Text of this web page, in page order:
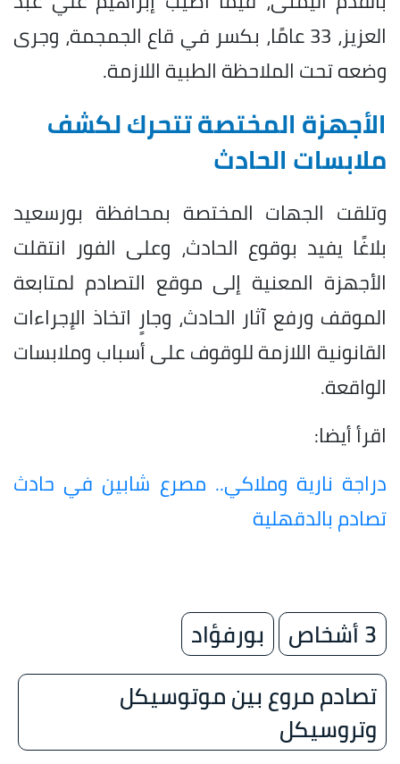
العزيز، 33 عامًا، بكسر في قاع الجمجمة، وجرى
وضعه تحت الملاحظة الطبية اللازمة.
الأجهزة المختصة تتحرك لكشف
ملابسات الحادث
وتلقت الجهات المختصة بمحافظة بورسعيد
بلاغًا يفيد بوقوع الحادث، وعلى الفور انتقلت
الأجهزة المعنية إلى موقع التصادم لمتابعة
الموقف ورفع آثار الحادث، وجارٍ اتخاذ الإجراءات
القانونية اللازمة للوقوف على أسباب وملابسات
الواقعة.
اقرأ أيضا:
دراجة نارية وملاكي.. مصرع شابين في حادث
تصادم بالدقهلية
3 أشخاص
بورفؤاد
تصادم مروع بين موتوسيكل
وتروسيكل